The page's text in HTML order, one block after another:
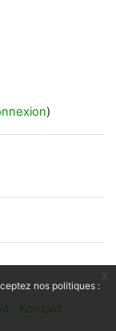
nos politiques :
)
Kontakt